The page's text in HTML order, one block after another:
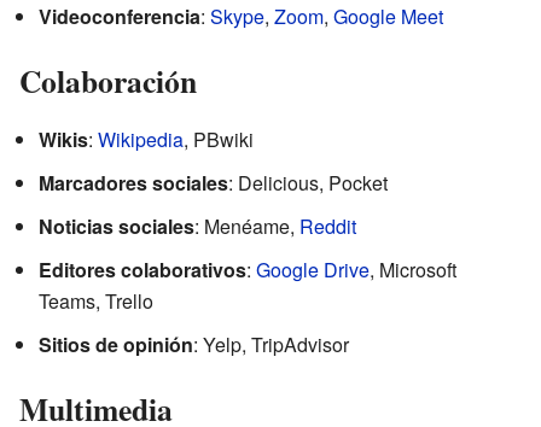
Videoconferencia: Skype, Zoom, Google Meet
Colaboración
Wikis: Wikipedia, PBwiki
Marcadores sociales: Delicious, Pocket
Noticias sociales: Menéame, Reddit
Editores colaborativos: Google Drive, Microsoft
Teams, Trello
Sitios de opinión: Yelp, TripAdvisor
Multimedia